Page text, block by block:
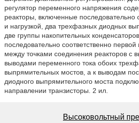
регулятор переменного напряжения
реакторы, включенные последовательно
и нагрузкой, два трехфазных диодных
две группы накопительных
последовательно соответственно первой
между точками соединения реакторов с
выводами переменного тока обоих
выпрямительных мостов, а к выводам
диодного выпрямительного моста
направлении транзисторы. 2 ил.
Высоковольтный